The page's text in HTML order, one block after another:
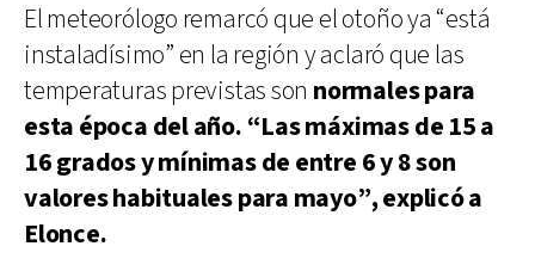
El meteorólogo remarcó que el otoño ya “está
instaladísimo” en la región y aclaró que las
temperaturas previstas son normales para
esta época del año. “Las máximas de 15 a
16 grados y mínimas de entre 6 y 8 son
valores habituales para mayo”, explicó a
Elonce.